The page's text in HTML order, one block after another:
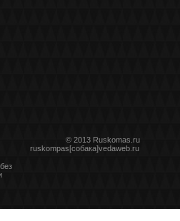
© 2013 Ruskomas.ru
ruskompas[собака]vedaweb.ru